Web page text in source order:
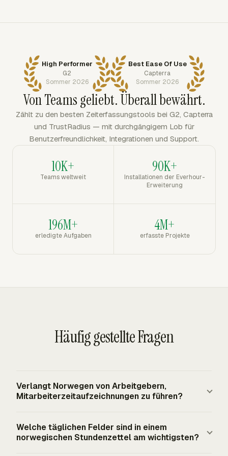
High Performer
G2
Sommer 2026
Best Ease Of Use
Capterra
Sommer 2026
Von Teams geliebt. Überall bewährt.
Zählt zu den besten Zeiterfassungstools bei G2, Capterra
und TrustRadius — mit durchgängigem Lob für
Benutzerfreundlichkeit, Integrationen und Support.
10K+
Teams weltweit
90K+
Installationen der Everhour-
Erweiterung
196M+
erledigte Aufgaben
4M+
erfasste Projekte
Häufig gestellte Fragen
Verlangt Norwegen von Arbeitgebern,
Mitarbeiterzeitaufzeichnungen zu führen?
Aufstellung der von jedem Mitarbeiter geleisteten
Stunden führen, und die Aufstellung muss der
Welche täglichen Felder sind in einem
norwegischen Stundenzettel am wichtigsten?